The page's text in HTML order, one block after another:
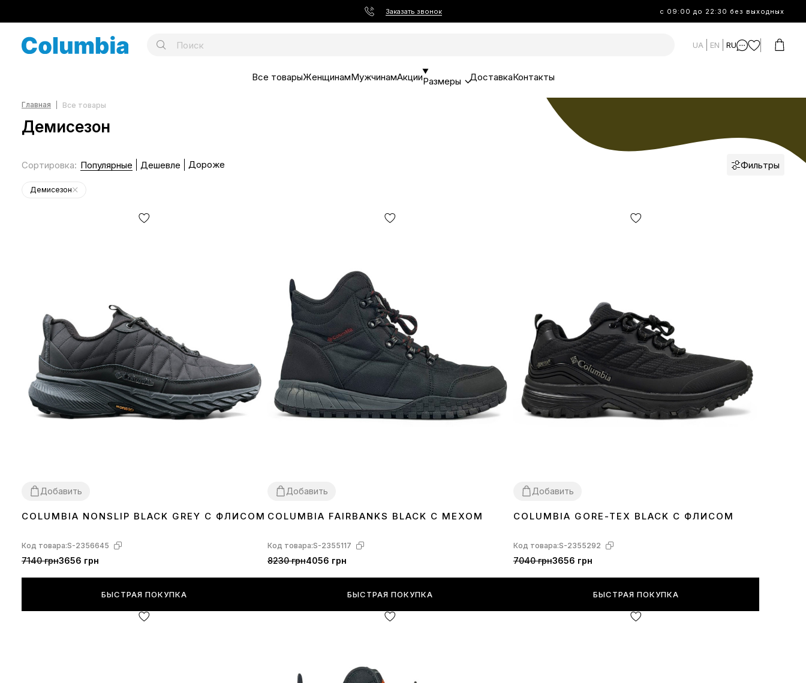
Заказать звонок с 09:00 до 22:30 без выходных
UA EN RU
Все товарыЖенщинамМужчинамАкцииРазмеры ДоставкаКонтакты
Главная Все товары
Демисезон
Сортировка: Популярные Дешевле Дороже Фильтры
Демисезон
Добавить
45
COLUMBIA NONSLIP BLACK GREY С ФЛИСОМ
Код товара:S-2356645
7140 грн3656 грн
БЫСТРАЯ ПОКУПКА
Добавить
41 4246
COLUMBIA FAIRBANKS BLACK С МЕХОМ
Код товара:S-2355117
8230 грн4056 грн
БЫСТРАЯ ПОКУПКА
Добавить
4445
COLUMBIA GORE-TEX BLACK С ФЛИСОМ
Код товара:S-2355292
7040 грн3656 грн
БЫСТРАЯ ПОКУПКА